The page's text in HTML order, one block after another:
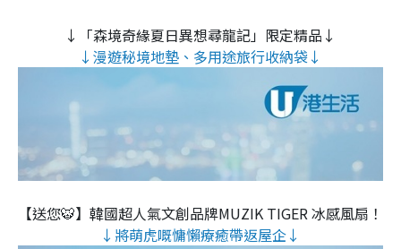
↓「森境奇緣夏日異想尋龍記」限定精品↓
↓漫遊秘境地墊、多用途旅行收納袋↓
【送您🐯】韓國超人氣文創品牌MUZIK TIGER 冰感風扇！
↓將萌虎嘅慵懶療癒帶返屋企↓